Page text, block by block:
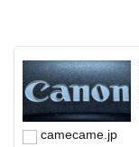
camecame.jp